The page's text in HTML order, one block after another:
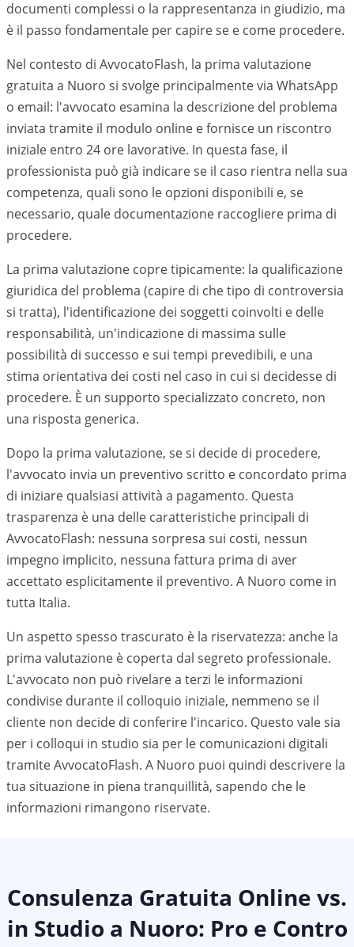
documenti complessi o la rappresentanza in giudizio, ma
è il passo fondamentale per capire se e come procedere.
Nel contesto di AvvocatoFlash, la prima valutazione
gratuita a Nuoro si svolge principalmente via WhatsApp
o email: l'avvocato esamina la descrizione del problema
inviata tramite il modulo online e fornisce un riscontro
iniziale entro 24 ore lavorative. In questa fase, il
professionista può già indicare se il caso rientra nella sua
competenza, quali sono le opzioni disponibili e, se
necessario, quale documentazione raccogliere prima di
procedere.
La prima valutazione copre tipicamente: la qualificazione
giuridica del problema (capire di che tipo di controversia
si tratta), l'identificazione dei soggetti coinvolti e delle
responsabilità, un'indicazione di massima sulle
possibilità di successo e sui tempi prevedibili, e una
stima orientativa dei costi nel caso in cui si decidesse di
procedere. È un supporto specializzato concreto, non
una risposta generica.
Dopo la prima valutazione, se si decide di procedere,
l'avvocato invia un preventivo scritto e concordato prima
di iniziare qualsiasi attività a pagamento. Questa
trasparenza è una delle caratteristiche principali di
AvvocatoFlash: nessuna sorpresa sui costi, nessun
impegno implicito, nessuna fattura prima di aver
accettato esplicitamente il preventivo. A Nuoro come in
tutta Italia.
Un aspetto spesso trascurato è la riservatezza: anche la
prima valutazione è coperta dal segreto professionale.
L'avvocato non può rivelare a terzi le informazioni
condivise durante il colloquio iniziale, nemmeno se il
cliente non decide di conferire l'incarico. Questo vale sia
per i colloqui in studio sia per le comunicazioni digitali
tramite AvvocatoFlash. A Nuoro puoi quindi descrivere la
tua situazione in piena tranquillità, sapendo che le
informazioni rimangono riservate.
Consulenza Gratuita Online vs.
in Studio a Nuoro: Pro e Contro